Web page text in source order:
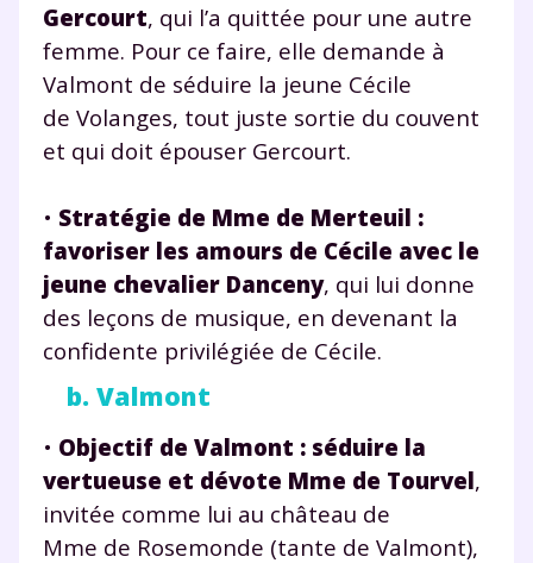
Gercourt, qui l’a quittée pour une autre
femme. Pour ce faire, elle demande à
Valmont de séduire la jeune Cécile
de Volanges, tout juste sortie du couvent
et qui doit épouser Gercourt.
• Stratégie de Mme de Merteuil :
favoriser les amours de Cécile avec le
jeune chevalier Danceny, qui lui donne
des leçons de musique, en devenant la
confidente privilégiée de Cécile.
b. Valmont
• Objectif de Valmont : séduire la
vertueuse et dévote Mme de Tourvel,
invitée comme lui au château de
Mme de Rosemonde (tante de Valmont),